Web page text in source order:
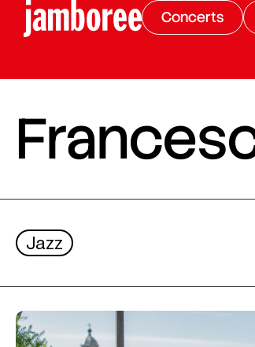
Concerts
Jazz